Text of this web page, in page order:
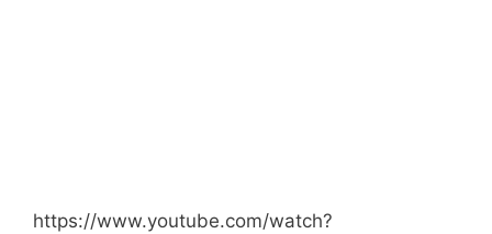
https://www.youtube.com/watch?